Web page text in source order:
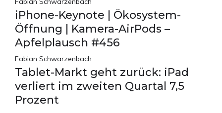
iPhone-Keynote | Ökosystem-
Öffnung | Kamera-AirPods –
Apfelplausch #456
Fabian Schwarzenbach
Tablet-Markt geht zurück: iPad
verliert im zweiten Quartal 7,5
Prozent